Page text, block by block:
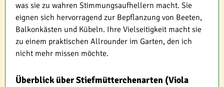
was sie zu wahren Stimmungsaufhellern macht. Sie
eignen sich hervorragend zur Bepflanzung von Beeten,
Balkonkästen und Kübeln. Ihre Vielseitigkeit macht sie
zu einem praktischen Allrounder im Garten, den ich
nicht mehr missen möchte.
Überblick über Stiefmütterchenarten (Viola